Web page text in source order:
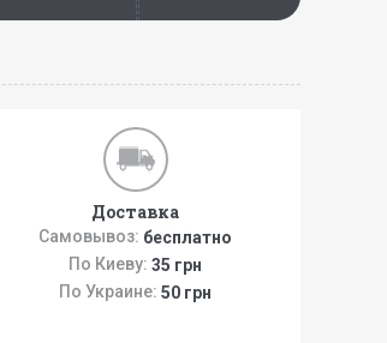
Доставка
Самовывоз: бесплатно
По Киеву: 35 грн
По Украине: 50 грн